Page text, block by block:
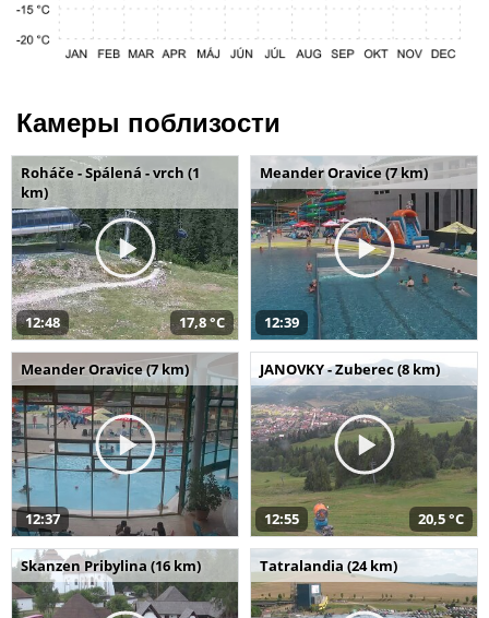
Камеры поблизости
Roháče - Spálená - vrch (1
km)
12:48 17,8 °C
Meander Oravice (7 km)
12:39
Meander Oravice (7 km)
12:37
JANOVKY - Zuberec (8 km)
12:55 20,5 °C
Skanzen Pribylina (16 km) Tatralandia (24 km)